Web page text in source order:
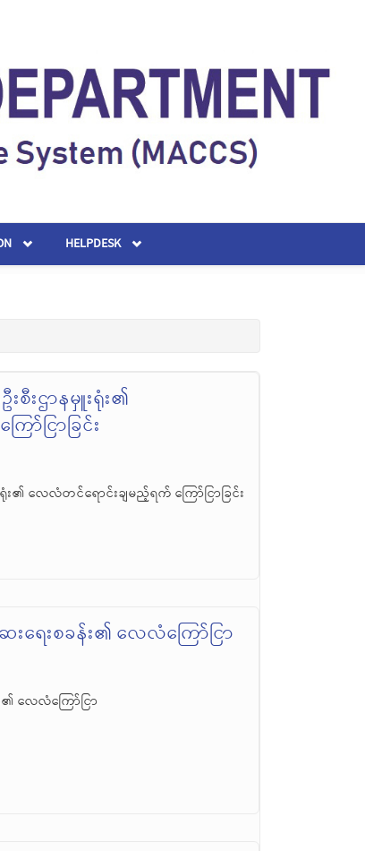
HELPDESK
စီးဌာနမှူးရုံး၏
ာ်ငြာခြင်း
၏ လေလံတင်ရောင်းချမည့်ရက် ကြော်ငြာခြင်း
ရေးစခန်း၏ လေလံကြော်ငြာ
လေလံကြော်ငြာ